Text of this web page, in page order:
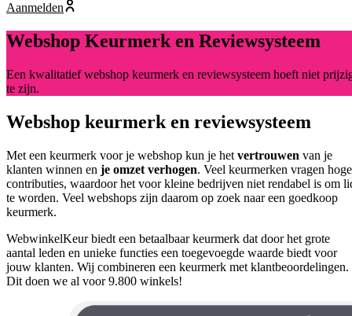
Aanmelden
Webshop Keurmerk en Reviewsysteem
Een kwalitatief webshop keurmerk en reviewsysteem hoeft niet
te zijn.
Webshop keurmerk en reviewsysteem
Met een keurmerk voor je webshop kun je het vertrouwen van je
klanten winnen en je omzet verhogen. Veel keurmerken vragen hoge
contributies, waardoor het voor kleine bedrijven niet rendabel is om
te worden. Veel webshops zijn daarom op zoek naar een goedkoop
keurmerk.
WebwinkelKeur biedt een betaalbaar keurmerk dat door het grote
aantal leden en unieke functies een toegevoegde waarde biedt voor
jouw klanten. Wij combineren een keurmerk met klantbeoordelingen.
Dit doen we al voor 9.800 winkels!